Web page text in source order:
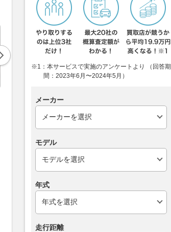
【中野信治のF1分析／第11
線復帰。前半戦で見えたトップ
2026.08.06 AUTOSPORT web
※1：本サービスで実施のアンケートより （回答期
間：2023年6月〜2024年5月）
メーカー
モデル
年式
走行距離